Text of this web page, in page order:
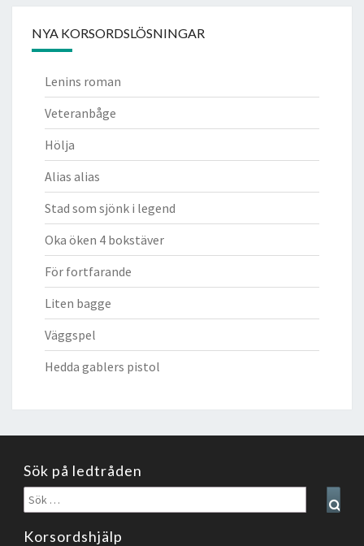
NYA KORSORDSLÖSNINGAR
Lenins roman
Veteranbåge
Hölja
Alias alias
Stad som sjönk i legend
Oka öken 4 bokstäver
För fortfarande
Liten bagge
Väggspel
Hedda gablers pistol
Sök på ledtråden
Sök
efter:
Korsordshjälp